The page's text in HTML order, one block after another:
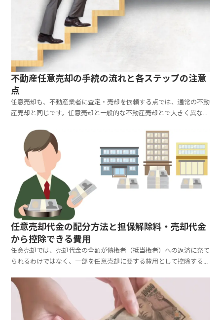
不動産任意売却の手続の流れと各ステップの注意
点
任意売却も、不動産業者に査定・売却を依頼する点では、通常の不動
産売却と同じです。任意売却と一般的な不動産売却とで大きく異なる
の同意が必要、という点です。任意売却の流れは、次のようになりま
す。各段階で注意すべき点をまとめておきます。任意売却...
任意売却代金の配分方法と担保解除料・売却代金
から控除できる費用
任意売却では、売却代金の全額が債権者（抵当権者）への返済に充て
られるわけではなく、一部を任意売却に要する費用として控除するこ
くなりマイホームを任意売却する場合について、売却代金の債権者
（抵当権者）への配分方法、任意売却にかかる費用とそのう...